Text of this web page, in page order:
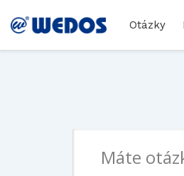
Otázky